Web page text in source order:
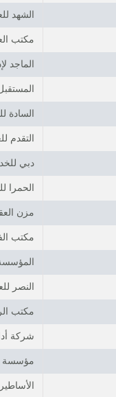
الشهد
مكتب
الماجد
السادة
التقدم
دبي
الحمرا
مزن
مكتب
النصر
مكتب
شركة
مؤسسة